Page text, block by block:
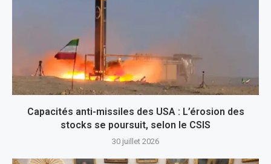
Capacités anti-missiles des USA : L’érosion des
stocks se poursuit, selon le CSIS
30 juillet 2026